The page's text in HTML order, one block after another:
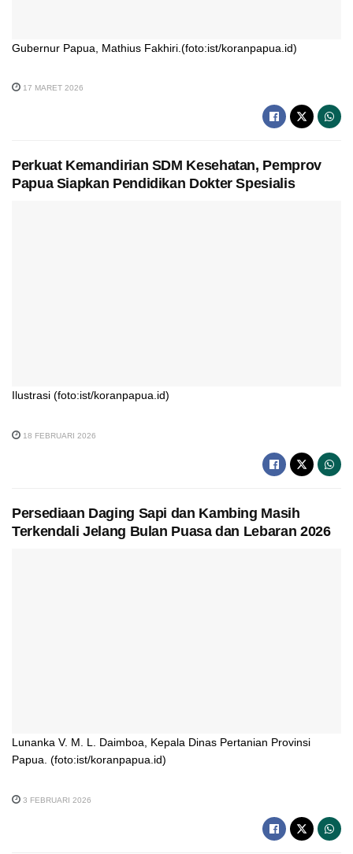
Gubernur Papua, Mathius Fakhiri.(foto:ist/koranpapua.id)
17 MARET 2026
Perkuat Kemandirian SDM Kesehatan, Pemprov
Papua Siapkan Pendidikan Dokter Spesialis
Ilustrasi (foto:ist/koranpapua.id)
18 FEBRUARI 2026
Persediaan Daging Sapi dan Kambing Masih
Terkendali Jelang Bulan Puasa dan Lebaran 2026
Lunanka V. M. L. Daimboa, Kepala Dinas Pertanian Provinsi
Papua. (foto:ist/koranpapua.id)
3 FEBRUARI 2026